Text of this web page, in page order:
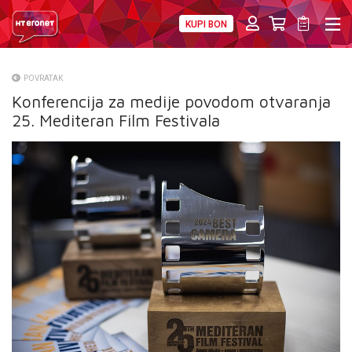
KUPI BON
O NAMA
NATJEČAJI
VELEPRODAJA
KONTAKTI
MOJ PROFIL
E-RAČUN
POVRATAK
Konferencija za medije povodom otvaranja
25. Mediteran Film Festivala